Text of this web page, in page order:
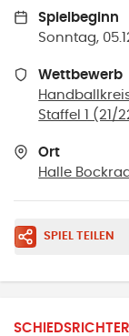
Spielbeginn
Sonntag,
Wettbewerb
Staffel 1 (21/
Ort
Halle
SPIEL TEILEN
SCHIEDSRICHTER